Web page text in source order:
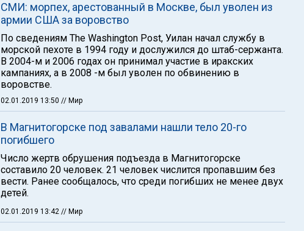
СМИ: морпех, арестованный в Москве, был уволен из
армии США за воровство
По сведениям The Washington Post, Уилан начал службу в
морской пехоте в 1994 году и дослужился до штаб-сержанта.
В 2004-м и 2006 годах он принимал участие в иракских
кампаниях, а в 2008 -м был уволен по обвинению в
воровстве.
02.01.2019 13:50 // Мир
В Магнитогорске под завалами нашли тело 20-го
погибшего
Число жертв обрушения подъезда в Магнитогорске
составило 20 человек. 21 человек числится пропавшим без
вести. Ранее сообщалось, что среди погибших не менее двух
детей.
02.01.2019 13:42 // Мир